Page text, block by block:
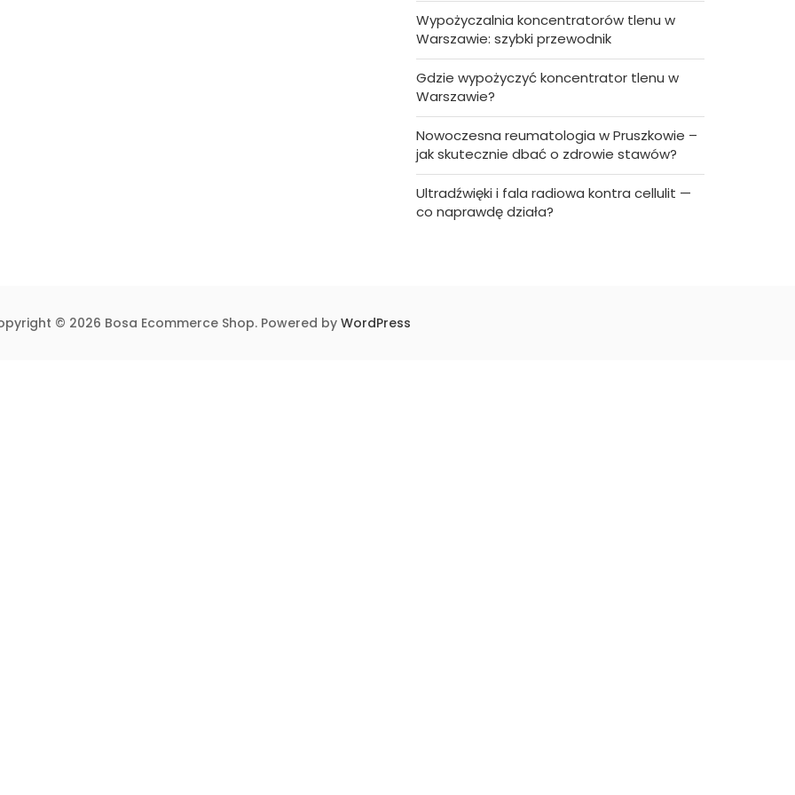
Wypożyczalnia koncentratorów tlenu w
Warszawie: szybki przewodnik
Gdzie wypożyczyć koncentrator tlenu w
Warszawie?
Nowoczesna reumatologia w Pruszkowie –
jak skutecznie dbać o zdrowie stawów?
Ultradźwięki i fala radiowa kontra cellulit —
co naprawdę działa?
© 2026 Bosa Ecommerce Shop. Powered by WordPress